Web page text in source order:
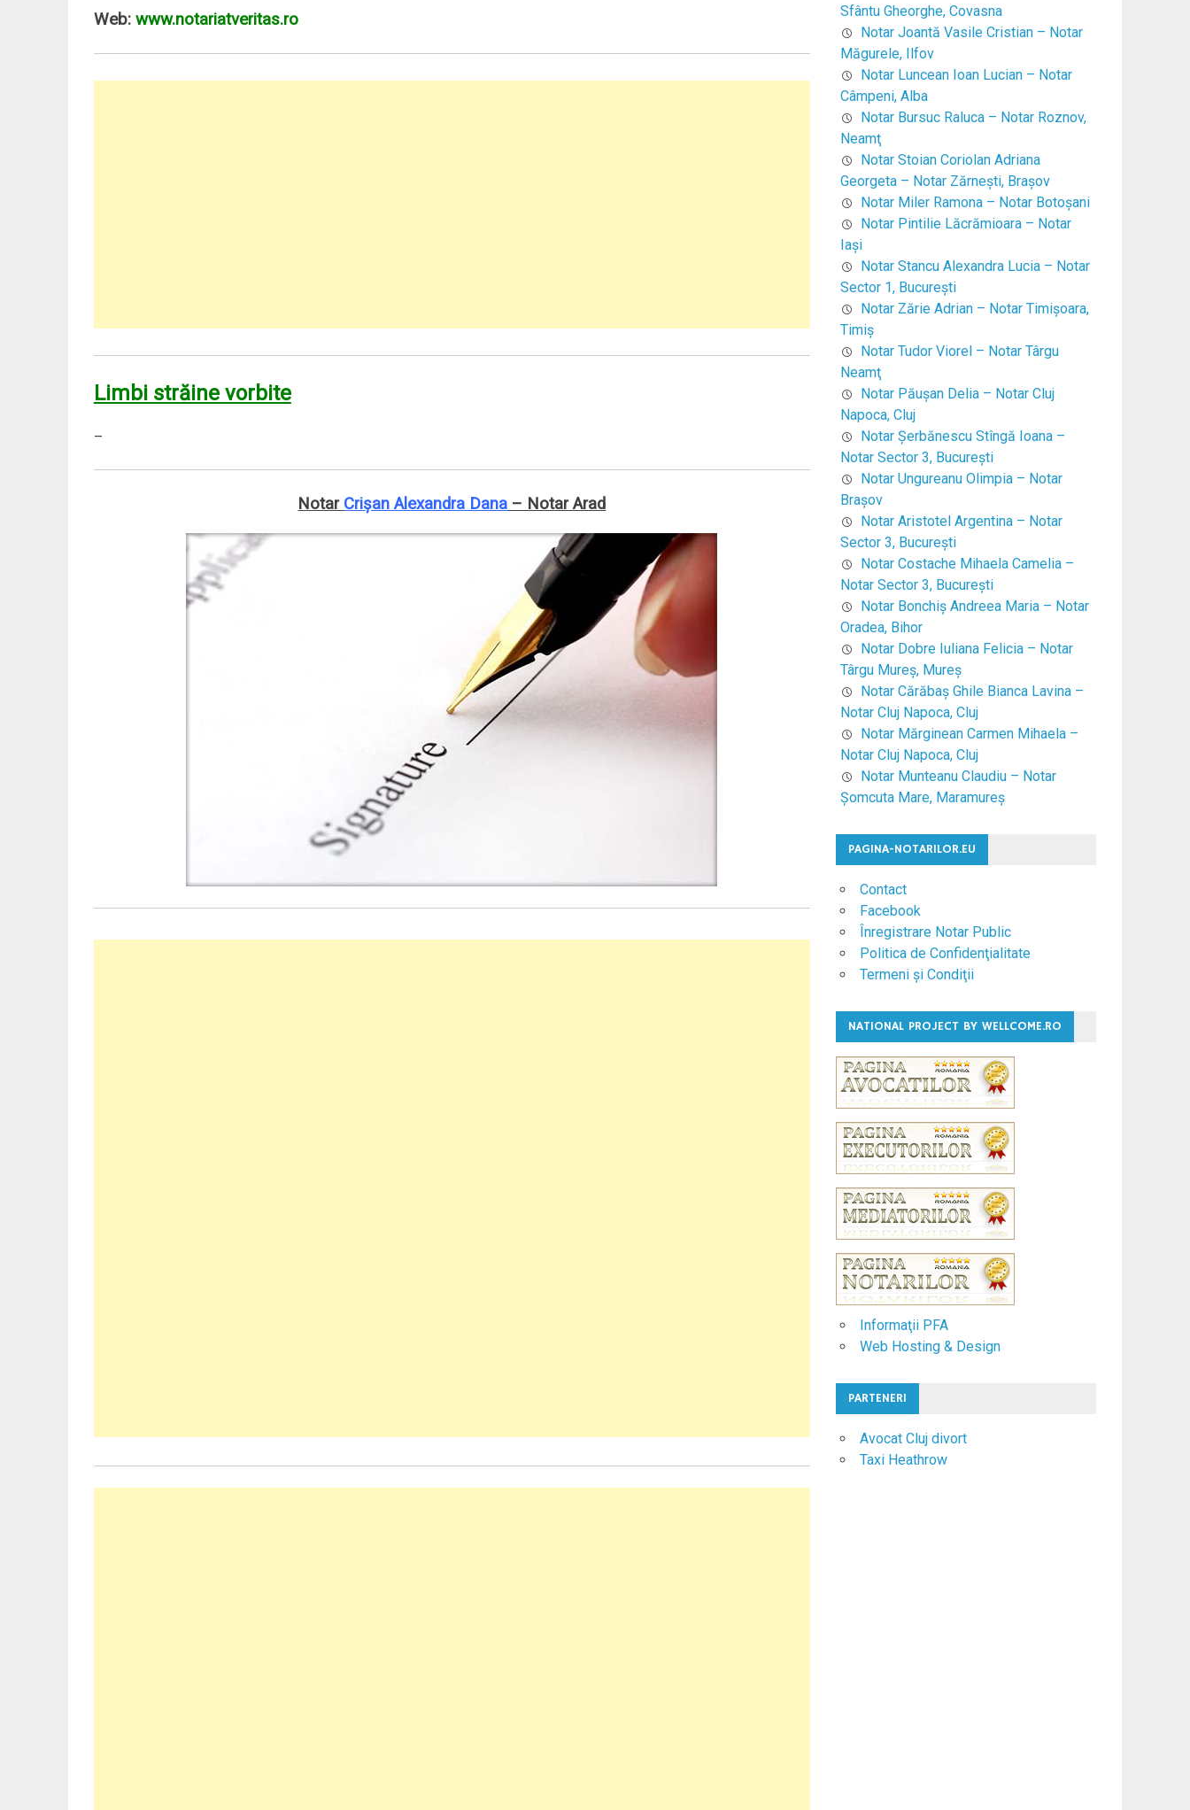
Web: www.notariatveritas.ro
Limbi străine vorbite
–
Notar Crişan Alexandra Dana – Notar Arad
Sfântu Gheorghe, Covasna
Notar Joantă Vasile Cristian – Notar
Măgurele, Ilfov
Notar Luncean Ioan Lucian – Notar
Câmpeni, Alba
Notar Bursuc Raluca – Notar Roznov,
Neamţ
Notar Stoian Coriolan Adriana
Georgeta – Notar Zărneşti, Braşov
Notar Miler Ramona – Notar Botoşani
Notar Pintilie Lăcrămioara – Notar
Iaşi
Notar Stancu Alexandra Lucia – Notar
Sector 1, Bucureşti
Notar Zărie Adrian – Notar Timişoara,
Timiş
Notar Tudor Viorel – Notar Târgu
Neamţ
Notar Păuşan Delia – Notar Cluj
Napoca, Cluj
Notar Şerbănescu Stîngă Ioana –
Notar Sector 3, Bucureşti
Notar Ungureanu Olimpia – Notar
Braşov
Notar Aristotel Argentina – Notar
Sector 3, Bucureşti
Notar Costache Mihaela Camelia –
Notar Sector 3, Bucureşti
Notar Bonchiş Andreea Maria – Notar
Oradea, Bihor
Notar Dobre Iuliana Felicia – Notar
Târgu Mureş, Mureş
Notar Cărăbaş Ghile Bianca Lavina –
Notar Cluj Napoca, Cluj
Notar Mărginean Carmen Mihaela –
Notar Cluj Napoca, Cluj
Notar Munteanu Claudiu – Notar
Şomcuta Mare, Maramureş
PAGINA-NOTARILOR.EU
Contact
Facebook
Înregistrare Notar Public
Politica de Confidenţialitate
Termeni şi Condiţii
NATIONAL PROJECT BY WELLCOME.RO
Informaţii PFA
Web Hosting & Design
PARTENERI
Avocat Cluj divort
Taxi Heathrow